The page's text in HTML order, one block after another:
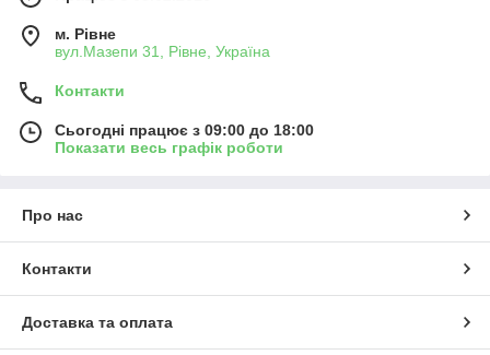
м. Рівне
вул.Мазепи 31, Рівне, Україна
Контакти
Сьогодні працює з 09:00 до 18:00
Показати весь графік роботи
Про нас
Контакти
Доставка та оплата